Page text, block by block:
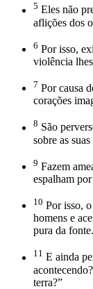
5 Eles não
aflições dos
6 Por isso,
violência
7 Por causa
corações
8 São
sobre as
9 Fazem
espalham
10 Por isso,
homens e
pura da fonte.
11 E ainda
terra?”